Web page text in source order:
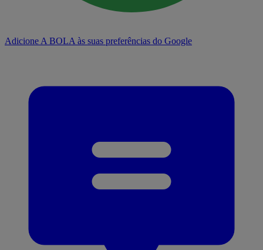
Adicione A BOLA às suas preferências do Google